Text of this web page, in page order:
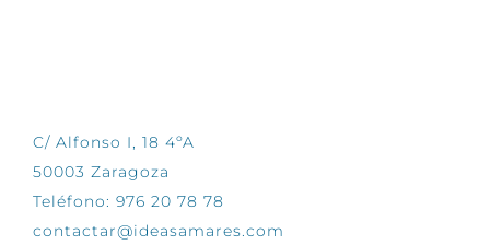
C/ Alfonso I, 18 4ºA
50003 Zaragoza
Teléfono: 976 20 78 78
contactar@ideasamares.com